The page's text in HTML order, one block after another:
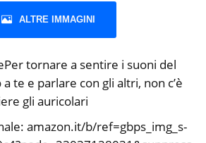
ALTRE IMMAGINI
tornare a sentire i suoni del
te e parlare con gli altri, non c’è
gli auricolari
amazon.it/b/ref=gbps_img_s-